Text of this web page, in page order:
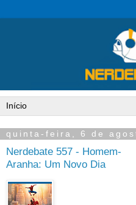
quinta-feira, 6 de
Nerdebate 557 - Homem-
Aranha: Um Novo Dia